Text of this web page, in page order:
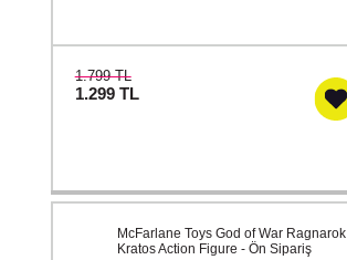
1.799 TL
1.299 TL
McFarlane Toys God of War Ragnarok
Kratos Action Figure - Ön Sipariş